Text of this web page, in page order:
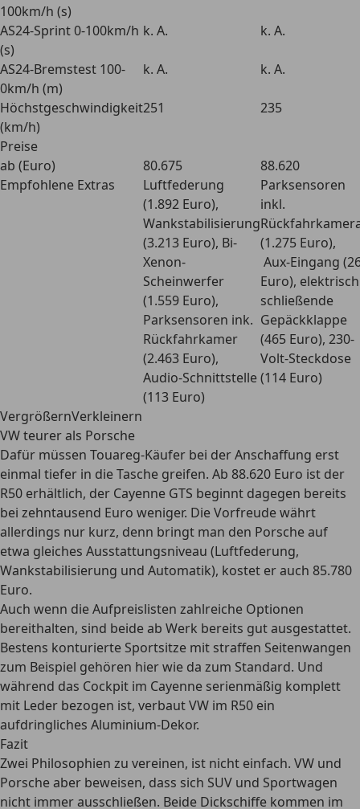
100km/h (s)
AS24-Sprint 0-100km/h
(s)
k. A. k. A.
AS24-Bremstest 100-
0km/h (m)
k. A. k. A.
Höchstgeschwindigkeit
(km/h)
251 235
Preise
ab (Euro)
80.675
88.620
Empfohlene Extras
Luftfederung
(1.892 Euro),
Wankstabilisierung
(3.213 Euro), Bi-
Xenon-
Scheinwerfer
(1.559 Euro),
Parksensoren ink.
Rückfahrkamer
(2.463 Euro),
Audio-Schnittstelle
(113 Euro)
Parksensoren
inkl.
(1.275 Euro),
Aux-Eingang
Euro), elektrisch
schließende
Gepäckklappe
(465 Euro), 230-
Volt-Steckdose
(114 Euro)
VergrößernVerkleinern
VW teurer als Porsche
Dafür müssen Touareg-Käufer bei der Anschaffung erst
einmal tiefer in die Tasche greifen. Ab 88.620 Euro ist der
R50 erhältlich, der Cayenne GTS beginnt dagegen bereits
bei zehntausend Euro weniger. Die Vorfreude währt
allerdings nur kurz, denn bringt man den Porsche auf
etwa gleiches Ausstattungsniveau (Luftfederung,
Wankstabilisierung und Automatik), kostet er auch 85.780
Euro.
Auch wenn die Aufpreislisten zahlreiche Optionen
bereithalten, sind beide ab Werk bereits gut ausgestattet.
Bestens konturierte Sportsitze mit straffen Seitenwangen
zum Beispiel gehören hier wie da zum Standard. Und
während das Cockpit im Cayenne serienmäßig komplett
mit Leder bezogen ist, verbaut VW im R50 ein
aufdringliches Aluminium-Dekor.
Fazit
Zwei Philosophien zu vereinen, ist nicht einfach. VW und
Porsche aber beweisen, dass sich SUV und Sportwagen
nicht immer ausschließen. Beide Dickschiffe kommen im